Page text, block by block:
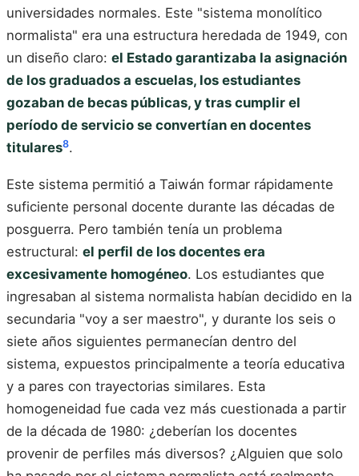
universidades normales. Este "sistema monolítico
normalista" era una estructura heredada de 1949, con
un diseño claro: el Estado garantizaba la asignación
de los graduados a escuelas, los estudiantes
gozaban de becas públicas, y tras cumplir el
período de servicio se convertían en docentes
titulares8.
Este sistema permitió a Taiwán formar rápidamente
suficiente personal docente durante las décadas de
posguerra. Pero también tenía un problema
estructural: el perfil de los docentes era
excesivamente homogéneo. Los estudiantes que
ingresaban al sistema normalista habían decidido en la
secundaria "voy a ser maestro", y durante los seis o
siete años siguientes permanecían dentro del
sistema, expuestos principalmente a teoría educativa
y a pares con trayectorias similares. Esta
homogeneidad fue cada vez más cuestionada a partir
de la década de 1980: ¿deberían los docentes
provenir de perfiles más diversos? ¿Alguien que solo